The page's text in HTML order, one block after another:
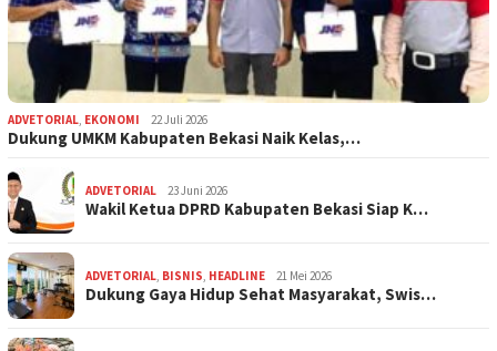
ADVETORIAL, EKONOMI 22 Juli 2026
Dukung UMKM Kabupaten Bekasi Naik Kelas,…
ADVETORIAL 23 Juni 2026
Wakil Ketua DPRD Kabupaten Bekasi Siap K…
ADVETORIAL, BISNIS, HEADLINE 21 Mei 2026
Dukung Gaya Hidup Sehat Masyarakat, Swis…